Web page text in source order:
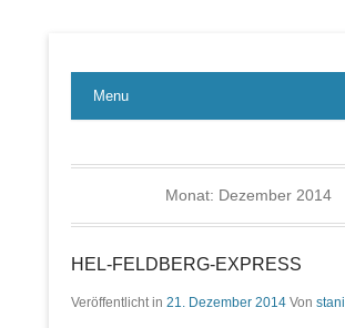
LBE-Express
Menu
Monat: Dezember 2014
HEL-FELDBERG-EXPRESS
Veröffentlicht in 21. Dezember 2014 Von stani